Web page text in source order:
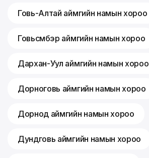
Говь-Алтай аймгийн намын хороо
Говьсүмбэр аймгийн намын хороо
Дархан-Уул аймгийн намын хороо
Дорноговь аймгийн намын хороо
Дорнод аймгийн намын хороо
Дундговь аймгийн намын хороо